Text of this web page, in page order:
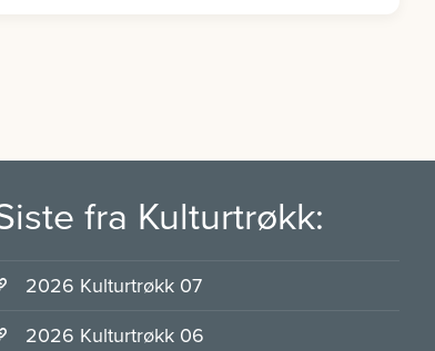
fra Kulturtrøkk:
2026 Kulturtrøkk 07
2026 Kulturtrøkk 06